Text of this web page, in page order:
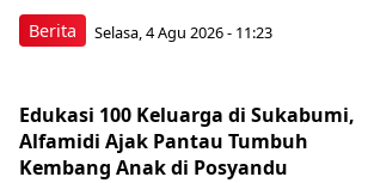
Berita Selasa, 4 Agu 2026 - 11:23
Edukasi 100 Keluarga di Sukabumi,
Alfamidi Ajak Pantau Tumbuh
Kembang Anak di Posyandu